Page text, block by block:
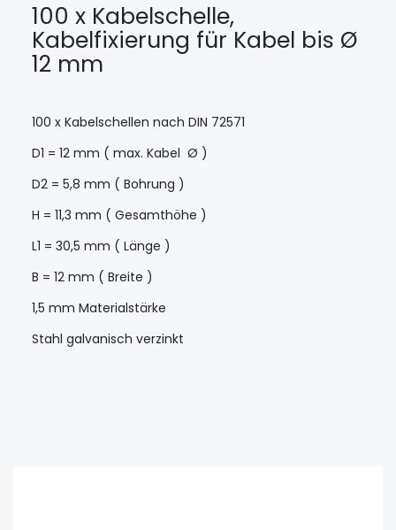
100 x Kabelschelle,
Kabelfixierung für Kabel bis Ø
12 mm
100 x Kabelschellen nach DIN 72571
D1 = 12 mm ( max. Kabel Ø )
D2 = 5,8 mm ( Bohrung )
H = 11,3 mm ( Gesamthöhe )
L1 = 30,5 mm ( Länge )
B = 12 mm ( Breite )
1,5 mm Materialstärke
Stahl galvanisch verzinkt